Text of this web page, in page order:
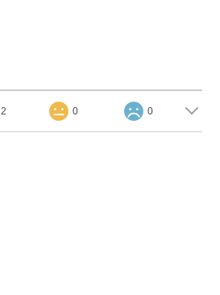
0 0